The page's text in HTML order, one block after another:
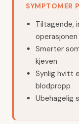
SYMPTOMER
Tiltagende,
Smerter
kjeven
Synlig hvitt
blodpropp
Ubehagelig